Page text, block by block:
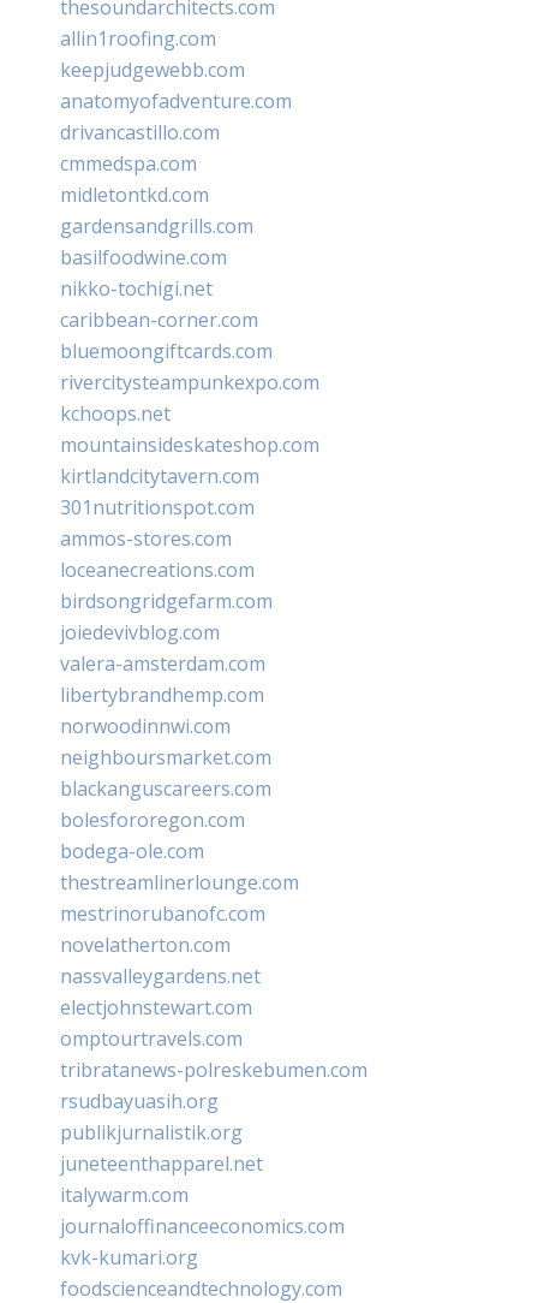
thesoundarchitects.com
allin1roofing.com
keepjudgewebb.com
anatomyofadventure.com
drivancastillo.com
cmmedspa.com
midletontkd.com
gardensandgrills.com
basilfoodwine.com
nikko-tochigi.net
caribbean-corner.com
bluemoongiftcards.com
rivercitysteampunkexpo.com
kchoops.net
mountainsideskateshop.com
kirtlandcitytavern.com
301nutritionspot.com
ammos-stores.com
loceanecreations.com
birdsongridgefarm.com
joiedevivblog.com
valera-amsterdam.com
libertybrandhemp.com
norwoodinnwi.com
neighboursmarket.com
blackanguscareers.com
bolesfororegon.com
bodega-ole.com
thestreamlinerlounge.com
mestrinorubanofc.com
novelatherton.com
nassvalleygardens.net
electjohnstewart.com
omptourtravels.com
tribratanews-polreskebumen.com
rsudbayuasih.org
publikjurnalistik.org
juneteenthapparel.net
italywarm.com
journaloffinanceeconomics.com
kvk-kumari.org
foodscienceandtechnology.com